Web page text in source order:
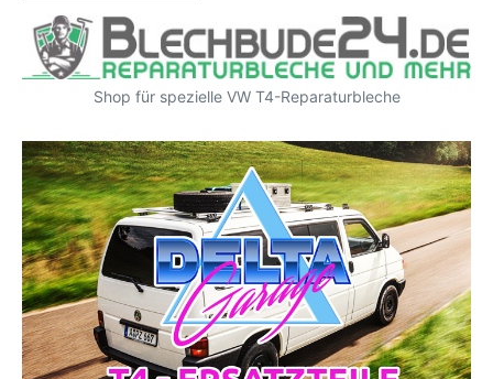
Shop für spezielle VW T4-Reparaturbleche